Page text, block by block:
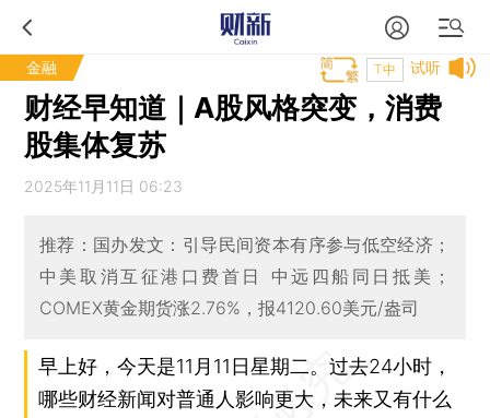
金融 试听
T中
财经早知道｜A股风格突变，消费
股集体复苏
2025年11月11日 06:23
推荐：国办发文：引导民间资本有序参与低空经济；
中美取消互征港口费首日 中远四船同日抵美；
COMEX黄金期货涨2.76%，报4120.60美元/盎司
早上好，今天是11月11日星期二。过去24小时，
哪些财经新闻对普通人影响更大，未来又有什么